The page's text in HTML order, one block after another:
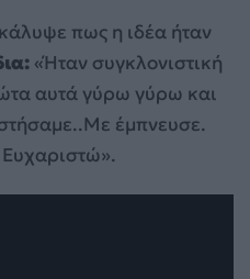
πως η ιδέα ήταν
«Ήταν συγκλονιστική
αυτά γύρω γύρω και
έμπνευσε.